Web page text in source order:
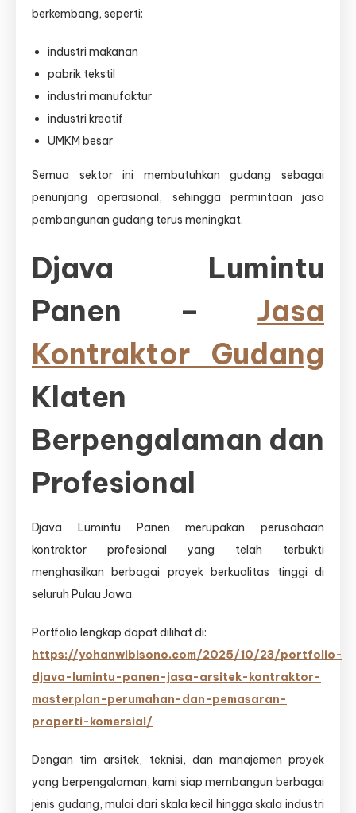
berkembang, seperti:
industri makanan
pabrik tekstil
industri manufaktur
industri kreatif
UMKM besar
Semua sektor ini membutuhkan gudang sebagai
penunjang operasional, sehingga permintaan jasa
pembangunan gudang terus meningkat.
Djava Lumintu
Panen – Jasa
Kontraktor Gudang
Klaten
Berpengalaman dan
Profesional
Djava Lumintu Panen merupakan perusahaan
kontraktor profesional yang telah terbukti
menghasilkan berbagai proyek berkualitas tinggi di
seluruh Pulau Jawa.
Portfolio lengkap dapat dilihat di:
https://yohanwibisono.com/2025/10/23/portfolio-
djava-lumintu-panen-jasa-arsitek-kontraktor-
masterplan-perumahan-dan-pemasaran-
properti-komersial/
Dengan tim arsitek, teknisi, dan manajemen proyek
yang berpengalaman, kami siap membangun berbagai
jenis gudang, mulai dari skala kecil hingga skala industri